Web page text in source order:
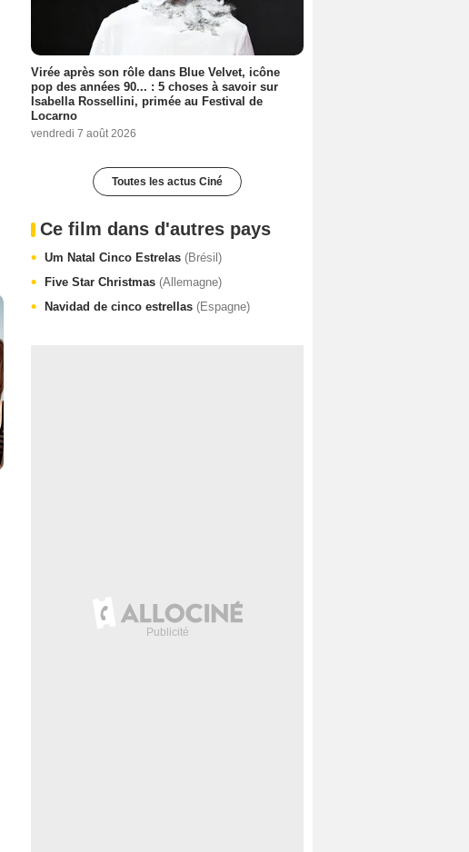
Virée après son rôle dans Blue Velvet, icône
pop des années 90... : 5 choses à savoir sur
Isabella Rossellini, primée au Festival de
Locarno
vendredi 7 août 2026
Toutes les actus Ciné
Ce film dans d'autres pays
Um Natal Cinco Estrelas (Brésil)
Five Star Christmas (Allemagne)
Navidad de cinco estrellas (Espagne)